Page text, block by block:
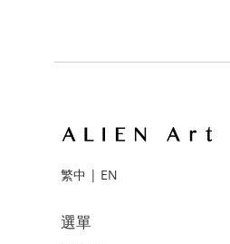
繁中 | EN
選單